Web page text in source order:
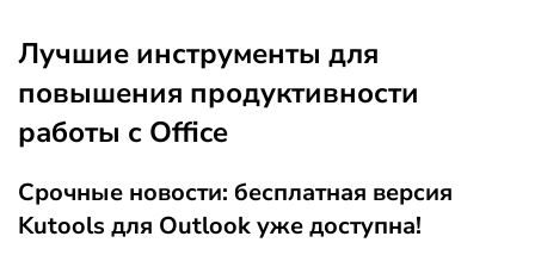
Лучшие инструменты для
повышения продуктивности
работы с Office
Срочные новости: бесплатная версия
Kutools для Outlook уже доступна!